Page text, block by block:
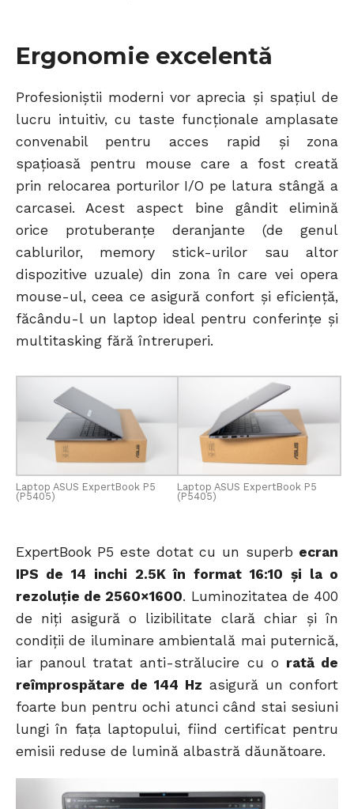
Ergonomie excelentă
Profesioniștii moderni vor aprecia și spațiul de
lucru intuitiv, cu taste funcționale amplasate
convenabil pentru acces rapid și zona
spațioasă pentru mouse care a fost creată
prin relocarea porturilor I/O pe latura stângă a
carcasei. Acest aspect bine gândit elimină
orice protuberanțe deranjante (de genul
cablurilor, memory stick-urilor sau altor
dispozitive uzuale) din zona în care vei opera
mouse-ul, ceea ce asigură confort și eficiență,
făcându-l un laptop ideal pentru conferințe și
multitasking fără întreruperi.
Laptop ASUS ExpertBook P5
(P5405)
Laptop ASUS ExpertBook P5
(P5405)
ExpertBook P5 este dotat cu un superb ecran
IPS de 14 inchi 2.5K în format 16:10 și la o
rezoluție de 2560×1600. Luminozitatea de 400
de niți asigură o lizibilitate clară chiar și în
condiții de iluminare ambientală mai puternică,
iar panoul tratat anti-strălucire cu o rată de
reîmprospătare de 144 Hz asigură un confort
foarte bun pentru ochi atunci când stai sesiuni
lungi în fața laptopului, fiind certificat pentru
emisii reduse de lumină albastră dăunătoare.